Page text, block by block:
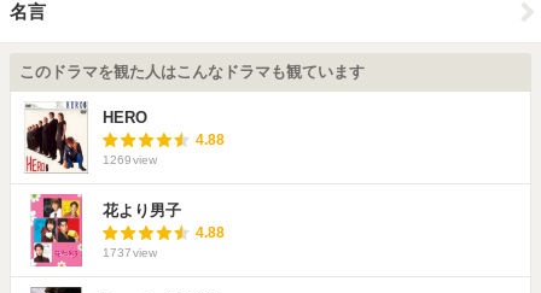
名言
このドラマを観た人はこんなドラマも観ています
HERO
4.88
1269view
花より男子
4.88
1737view